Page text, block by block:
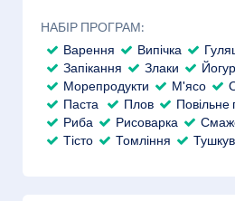
НАБІР ПРОГРАМ:
Варення
Випічка
Запікання
Злаки
Морепродукти
М'ясо
Паста
Плов
Повільне
Риба
Рисоварка
Тісто
Томління